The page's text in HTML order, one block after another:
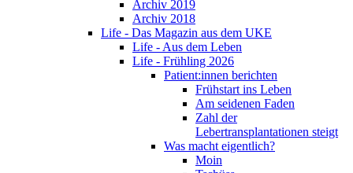
Archiv 2019
Archiv 2018
Life - Das Magazin aus dem UKE
Life - Aus dem Leben
Life - Frühling 2026
Patient:innen berichten
Frühstart ins Leben
Am seidenen Faden
Zahl der
Lebertransplantationen steigt
Was macht eigentlich?
Moin